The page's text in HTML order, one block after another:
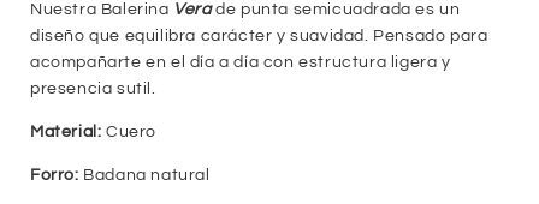
Nuestra Balerina Verade punta semicuadrada es un
diseño que equilibra carácter y suavidad. Pensado para
acompañarte en el día a día con estructura ligera y
presencia sutil.
Material: Cuero
Forro: Badana natural